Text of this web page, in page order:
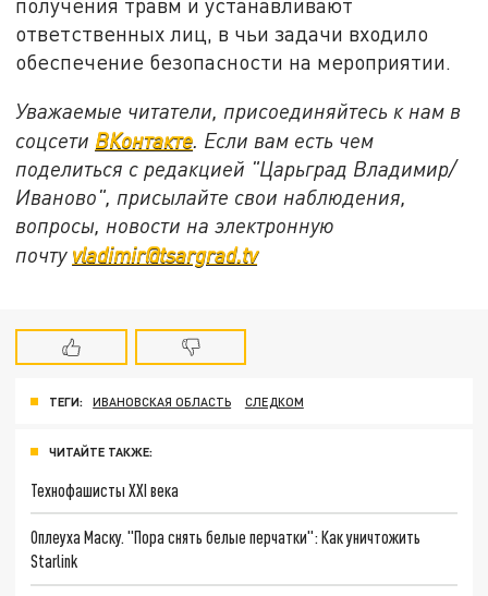
ответственных лиц, в чьи задачи входило
обеспечение безопасности на мероприятии.
Уважаемые читатели, присоединяйтесь к нам в
соцсети ВКонтакте. Если вам есть чем
поделиться с редакцией "Царьград Владимир/
Иваново", присылайте свои наблюдения,
вопросы, новости на электронную
почту vladimir@tsargrad.tv
ТЕГИ: ИВАНОВСКАЯ ОБЛАСТЬ СЛЕДКОМ
ЧИТАЙТЕ ТАКЖЕ:
Технофашисты XXI века
Оплеуха Маску. "Пора снять белые перчатки": Как уничтожить
Starlink